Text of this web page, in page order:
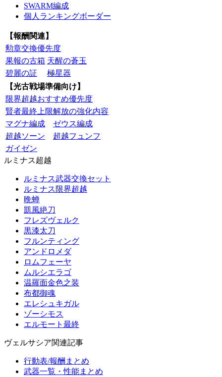
SWARM編成
個人ランキングボーダー
【報酬関連】
勲章交換優先度
果報の古箱 天醒の蒼玉
碧麗の証
極星器
【光古戦場準備向け】
限界超越おすすめ優先度
賢者最終上限解放の強化内容
マグナ編成
ゼウス編成
超越ソーン
超越フュンフ
ガイゼン
ルミナス超越
ルミナス武器交換セット
ルミナス限界超越
晩蝉
凱風絶刀
フレズヴェルク
黒漆太刀
フルンティング
アンドロメダ
ロムフェーヤ
ムルシエラゴ
温羅面金色之装
布都御魂
エレシュキガル
ゾーシモス
エルモート最終
ヴェルサシア関連記事
行動表/報酬まとめ
武器一覧・性能まとめ